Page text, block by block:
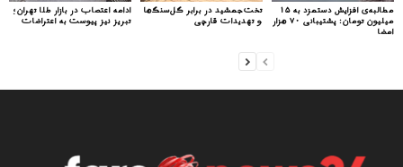
ادامه اعتصاب در بازار طلا تهران؛
تبریز نیز پیوست به اعتراضات
تخت‌جمشید در برابر گل‌سنگ‌ها
و تهدیدات قارچی
مطالبه‌ی افزایش دستمزد به ۱۵
میلیون تومان: پشتیبانی ۷۰ هزار
امضا